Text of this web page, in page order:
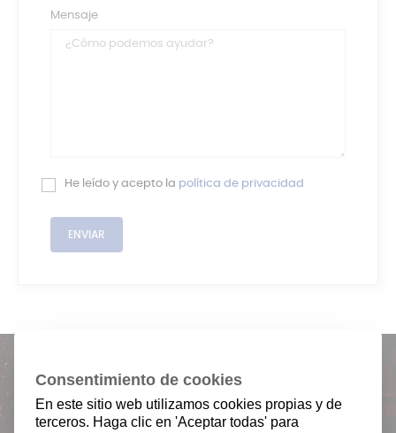
Mensaje
He leído y acepto la política de privacidad
¿Quieres recibir ofertas especiales y
novedades? Suscríbete a nuestro
boletín.